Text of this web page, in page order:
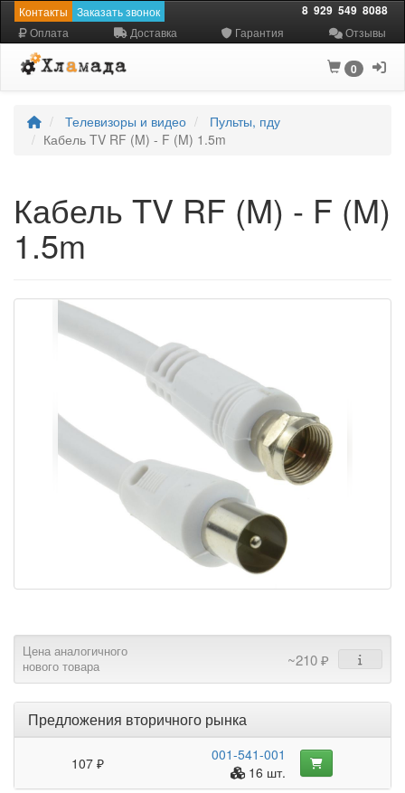
Контакты Заказать звонок 8 929 549 8088
Оплата Доставка Гарантия Отзывы
0
Телевизоры и видео
Пульты, пду
Кабель TV RF (M) - F (M) 1.5m
Кабель TV RF (M) - F (M)
1.5m
Цена аналогичного
нового товара
~210 ₽
Предложения вторичного рынка
107 ₽
001-541-001
16 шт.